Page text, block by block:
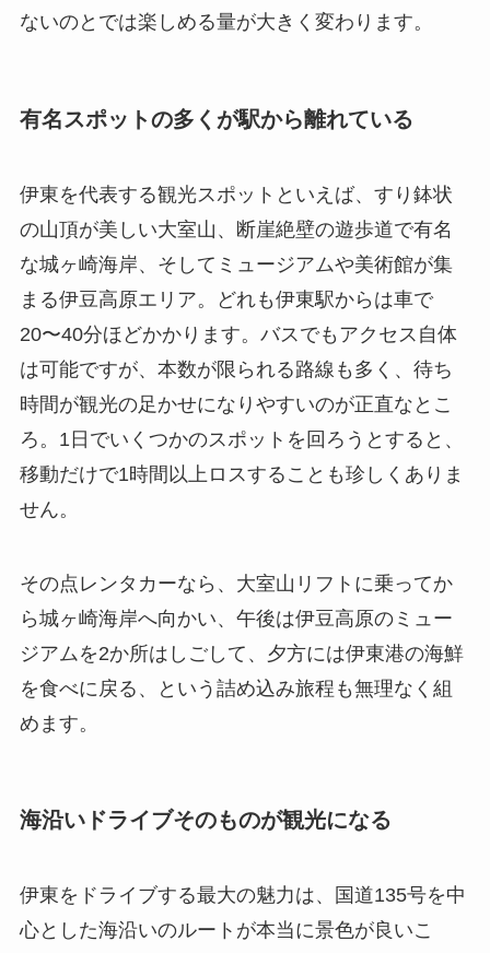
ないのとでは楽しめる量が大きく変わります。
有名スポットの多くが駅から離れている
伊東を代表する観光スポットといえば、すり鉢状
の山頂が美しい大室山、断崖絶壁の遊歩道で有名
な城ヶ崎海岸、そしてミュージアムや美術館が集
まる伊豆高原エリア。どれも伊東駅からは車で
20〜40分ほどかかります。バスでもアクセス自体
は可能ですが、本数が限られる路線も多く、待ち
時間が観光の足かせになりやすいのが正直なとこ
ろ。1日でいくつかのスポットを回ろうとすると、
移動だけで1時間以上ロスすることも珍しくありま
せん。
その点レンタカーなら、大室山リフトに乗ってか
ら城ヶ崎海岸へ向かい、午後は伊豆高原のミュー
ジアムを2か所はしごして、夕方には伊東港の海鮮
を食べに戻る、という詰め込み旅程も無理なく組
めます。
海沿いドライブそのものが観光になる
伊東をドライブする最大の魅力は、国道135号を中
心とした海沿いのルートが本当に景色が良いこ